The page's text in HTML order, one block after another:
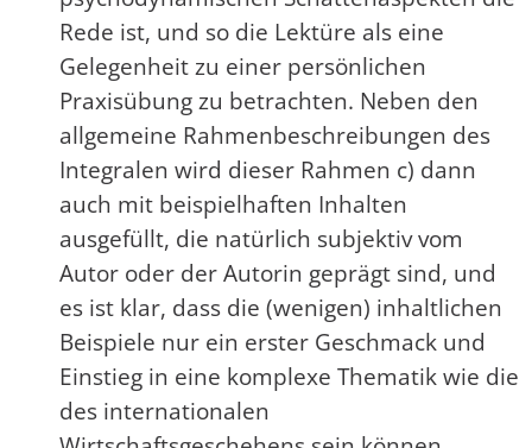
Rede ist, und so die Lektüre als eine
Gelegenheit zu einer persönlichen
Praxisübung zu betrachten. Neben den
allgemeine Rahmenbeschreibungen des
Integralen wird dieser Rahmen c) dann
auch mit beispielhaften Inhalten
ausgefüllt, die natürlich subjektiv vom
Autor oder der Autorin geprägt sind, und
es ist klar, dass die (wenigen) inhaltlichen
Beispiele nur ein erster Geschmack und
Einstieg in eine komplexe Thematik wie die
des internationalen